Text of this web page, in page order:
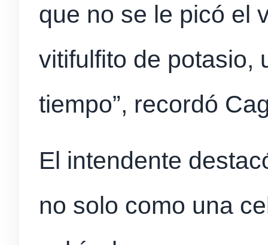
que no se le picó el
vitifulfito de potasio,
tiempo”, recordó
El intendente
no solo como una